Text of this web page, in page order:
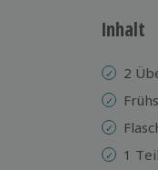
Inhalt
2
1